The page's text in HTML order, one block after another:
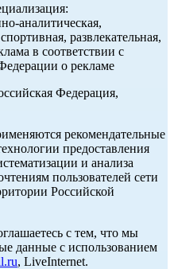
аналитическая,
развлекательная,
в соответствии с
о рекламе
Федерация,
рекомендательные
предоставления
и анализа
пользователей сети
Российской
с тем, что мы
данные с использованием
, LiveInternet.